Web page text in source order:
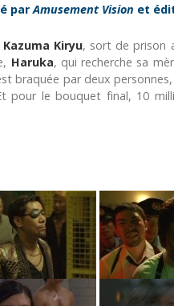
parAmusement Vision et
Kazuma Kiryu, sort de prison
Haruka, qui recherche sa
braquée par deux
pour le bouquet final, 10